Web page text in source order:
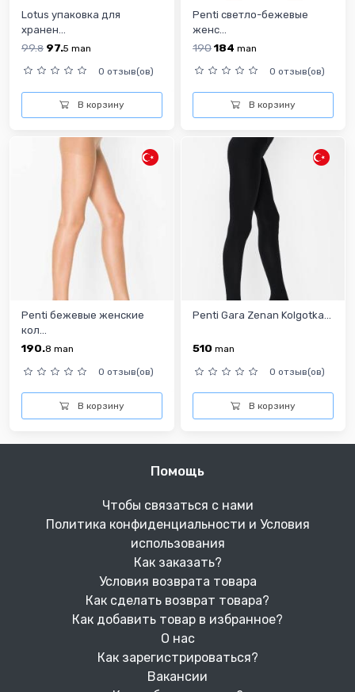
Lotus упаковка для
хранен...
99.8 97.5 man
0 отзыв(ов)
В корзину
Penti cветло-бежевые
женс...
190184 man
0 отзыв(ов)
В корзину
Penti бежевые женские
кол...
190.8 man
0 отзыв(ов)
В корзину
Penti Gara Zenan Kolgotka...
510 man
0 отзыв(ов)
В корзину
Помощь
Чтобы связаться с нами
Политика конфиденциальности и Условия
использования
Как заказать?
Условия возврата товара
Как сделать возврат товара?
Как добавить товар в избранное?
О нас
Как зарегистрироваться?
Вакансии